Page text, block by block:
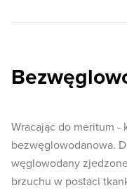
Wracając do meritum -
bezwęglowodanowa.
węglowodany
brzuchu w postaci